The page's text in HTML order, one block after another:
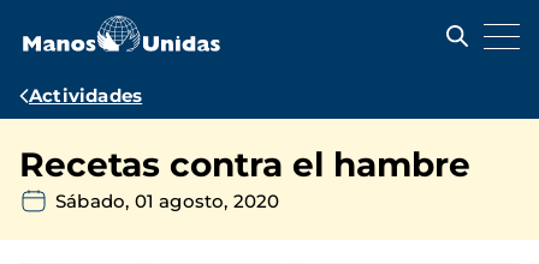
contenido
Ruta
navegación
Actividades
Recetas contra el hambre
Sábado, 01 agosto, 2020